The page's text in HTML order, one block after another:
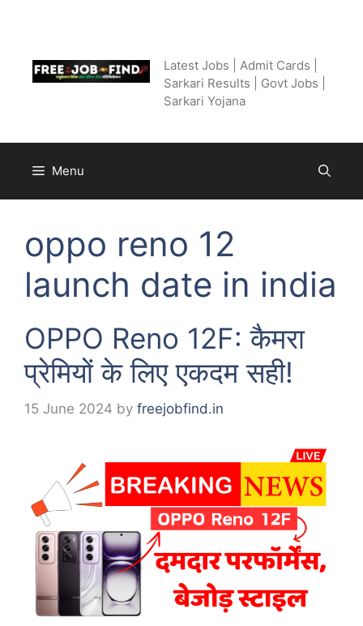
Latest Jobs | Admit Cards |
Sarkari Results | Govt Jobs |
Sarkari Yojana
Menu
oppo reno 12
launch date in india
OPPO Reno 12F: कैमरा
प्रेमियों के लिए एकदम सही!
15 June 2024 by freejobfind.in